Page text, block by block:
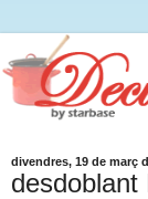
divendres, 19 de març
desdoblant